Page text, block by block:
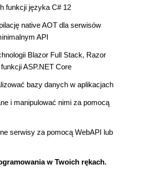
funkcji języka C# 12
native AOT dla serwisów
API
Blazor Full Stack, Razor
ASP.NET Core
bazy danych w aplikacjach
i manipulować nimi za pomocą
serwisy za pomocą WebAPI lub
w Twoich rękach.